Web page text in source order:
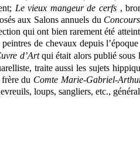
Le vieux mangeur de cerfs ,
aux Salons annuels du
qui ont bien rarement été
de chevaux depuis l’époque
d’Artqui était alors publié
traite aussi les sujets
frère du Comte Marie-Gabriel-
loups, sangliers, etc.,